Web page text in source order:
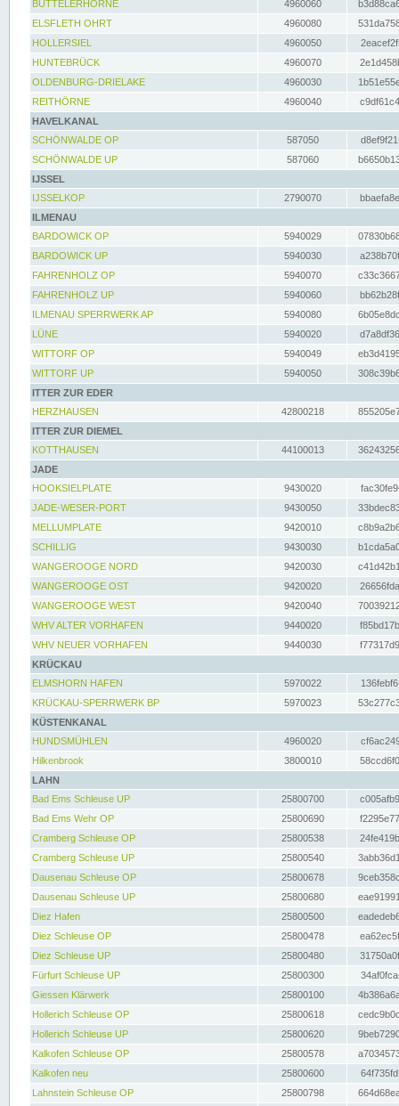
BUTTELERHÖRNE
4960060
ELSFLETH OHRT
4960080
HOLLERSIEL
4960050
HUNTEBRÜCK
4960070
OLDENBURG-DRIELAKE
4960030
REITHÖRNE
4960040
HAVELKANAL
SCHÖNWALDE OP
587050
SCHÖNWALDE UP
587060
IJSSEL
IJSSELKOP
2790070
ILMENAU
BARDOWICK OP
5940029
BARDOWICK UP
5940030
FAHRENHOLZ OP
5940070
FAHRENHOLZ UP
5940060
ILMENAU SPERRWERK AP
5940080
LÜNE
5940020
WITTORF OP
5940049
WITTORF UP
5940050
ITTER ZUR EDER
HERZHAUSEN
42800218
ITTER ZUR DIEMEL
KOTTHAUSEN
44100013
JADE
HOOKSIELPLATE
9430020
JADE-WESER-PORT
9430050
MELLUMPLATE
9420010
SCHILLIG
9430030
WANGEROOGE NORD
9420030
WANGEROOGE OST
9420020
WANGEROOGE WEST
9420040
WHV ALTER VORHAFEN
9440020
WHV NEUER VORHAFEN
9440030
KRÜCKAU
ELMSHORN HAFEN
5970022
KRÜCKAU-SPERRWERK BP
5970023
KÜSTENKANAL
HUNDSMÜHLEN
4960020
Hilkenbrook
3800010
LAHN
Bad Ems Schleuse UP
25800700
Bad Ems Wehr OP
25800690
Cramberg Schleuse OP
25800538
Cramberg Schleuse UP
25800540
Dausenau Schleuse OP
25800678
Dausenau Schleuse UP
25800680
Diez Hafen
25800500
Diez Schleuse OP
25800478
Diez Schleuse UP
25800480
Fürfurt Schleuse UP
25800300
Giessen Klärwerk
25800100
Hollerich Schleuse OP
25800618
Hollerich Schleuse UP
25800620
Kalkofen Schleuse OP
25800578
Kalkofen neu
25800600
Lahnstein Schleuse OP
25800798